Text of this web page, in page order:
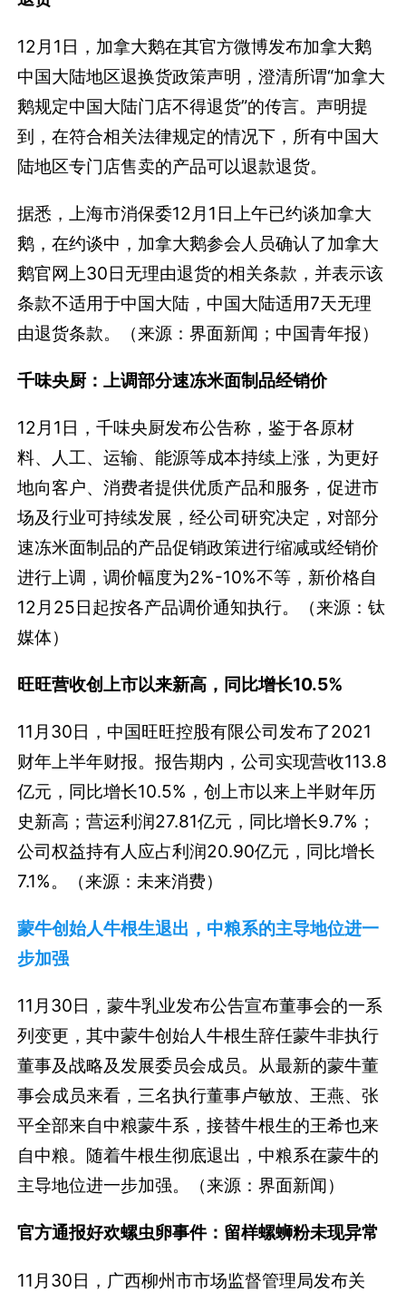
12月1日，加拿大鹅在其官方微博发布加拿大鹅
中国大陆地区退换货政策声明，澄清所谓“加拿大
鹅规定中国大陆门店不得退货”的传言。声明提
到，在符合相关法律规定的情况下，所有中国大
陆地区专门店售卖的产品可以退款退货。
据悉，上海市消保委12月1日上午已约谈加拿大
鹅，在约谈中，加拿大鹅参会人员确认了加拿大
鹅官网上30日无理由退货的相关条款，并表示该
条款不适用于中国大陆，中国大陆适用7天无理
由退货条款。（来源：界面新闻；中国青年报）
千味央厨：上调部分速冻米面制品经销价
12月1日，千味央厨发布公告称，鉴于各原材
料、人工、运输、能源等成本持续上涨，为更好
地向客户、消费者提供优质产品和服务，促进市
场及行业可持续发展，经公司研究决定，对部分
速冻米面制品的产品促销政策进行缩减或经销价
进行上调，调价幅度为2%-10%不等，新价格自
12月25日起按各产品调价通知执行。（来源：钛
媒体）
旺旺营收创上市以来新高，同比增长10.5%
11月30日，中国旺旺控股有限公司发布了2021
财年上半年财报。报告期内，公司实现营收113.8
亿元，同比增长10.5%，创上市以来上半财年历
史新高；营运利润27.81亿元，同比增长9.7%；
公司权益持有人应占利润20.90亿元，同比增长
7.1%。（来源：未来消费）
蒙牛创始人牛根生退出，中粮系的主导地位进一
步加强
11月30日，蒙牛乳业发布公告宣布董事会的一系
列变更，其中蒙牛创始人牛根生辞任蒙牛非执行
董事及战略及发展委员会成员。从最新的蒙牛董
事会成员来看，三名执行董事卢敏放、王燕、张
平全部来自中粮蒙牛系，接替牛根生的王希也来
自中粮。随着牛根生彻底退出，中粮系在蒙牛的
主导地位进一步加强。（来源：界面新闻）
官方通报好欢螺虫卵事件：留样螺蛳粉未现异常
11月30日，广西柳州市市场监督管理局发布关